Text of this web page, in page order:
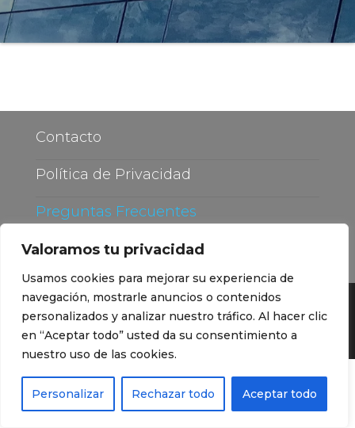
Valoramos tu privacidad
Usamos cookies para mejorar su experiencia de
navegación, mostrarle anuncios o contenidos
personalizados y analizar nuestro tráfico. Al hacer clic
en “Aceptar todo” usted da su consentimiento a
nuestro uso de las cookies.
Personalizar Rechazar todo Aceptar todo
Contacto
Política de Privacidad
Preguntas Frecuentes
Blog de lámina solar
Funciona gracias aWordPress | Tema:
Envo Online Store